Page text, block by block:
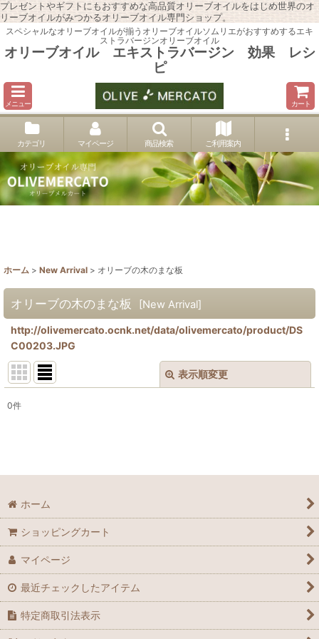
プレゼントやギフトにもおすすめな高品質オリーブオイルをはじめ世界のオ
リーブオイルがみつかるオリーブオイル専門ショップ。
スペシャルなオリーブオイルが揃うオリーブオイルソムリエがおすすめするエキ
ストラバージンオリーブオイル
オリーブオイル エキストラバージン 効果 レシ
ピ
メニュー カート
カテゴリ マイページ 商品検索 ご利用案内
ホーム > New Arrival > オリーブの木のまな板
オリーブの木のまな板 [New Arrival]
http://olivemercato.ocnk.net/data/olivemercato/product/DS
C00203.JPG
表示順変更
0件
ホーム
ショッピングカート
マイページ
最近チェックしたアイテム
特定商取引法表示